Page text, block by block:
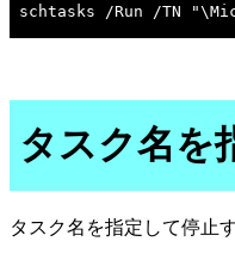
タスク名を
タスク名を指定して停止